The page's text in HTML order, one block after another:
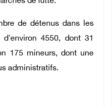
de détenus dans les
4550, dont 31
175 mineurs, dont une
administratifs.